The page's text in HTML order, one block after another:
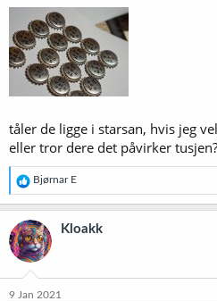
t
r
o
tåler de ligge i starsan, hvis jeg
eller tror dere det påvirker tusjen?
R
e
a
k
s
j
o
e
Bjørnar E
Kloakk
9 Jan 2021